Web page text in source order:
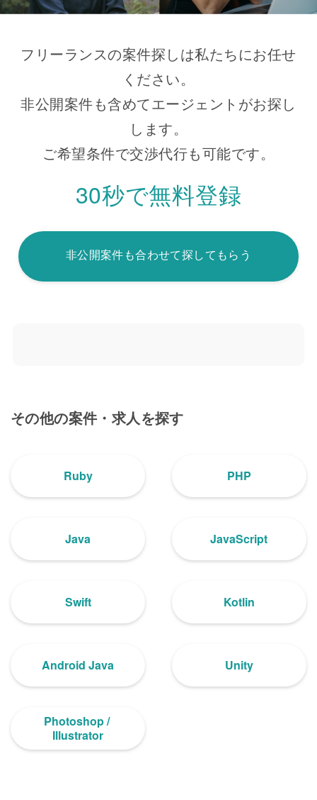
フリーランスの案件探しは私たちにお任せ
ください。
非公開案件も含めてエージェントがお探し
します。
ご希望条件で交渉代行も可能です。
30秒で無料登録
非公開案件も合わせて探してもらう
その他の案件・求人を探す
Ruby PHP
Java JavaScript
Swift Kotlin
Android Java Unity
Photoshop /
Illustrator